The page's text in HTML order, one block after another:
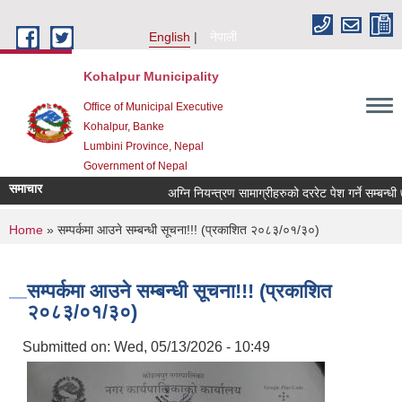
English
नेपाली
Kohalpur Municipality
Office of Municipal Executive
Kohalpur, Banke
Lumbini Province, Nepal
Government of Nepal
समाचार
You are here
Home » सम्पर्कमा आउने सम्बन्धी सूचना!!! (प्रकाशित २०८३/०१/३०)
सम्पर्कमा आउने सम्बन्धी सूचना!!! (प्रकाशित
२०८३/०१/३०)
Submitted on: Wed, 05/13/2026 - 10:49